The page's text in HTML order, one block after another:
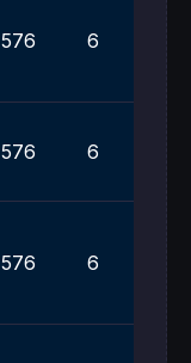
576 6
576 6
576 6